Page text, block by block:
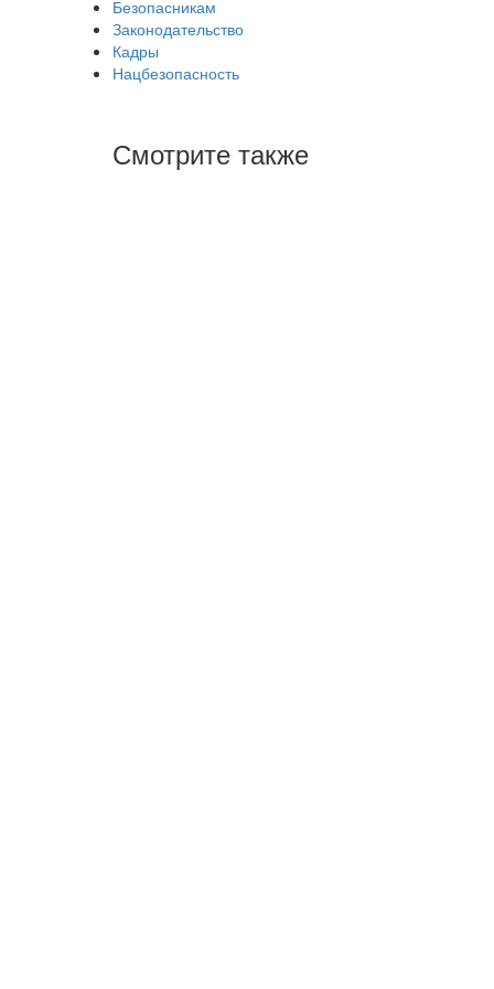
Безопасникам
Законодательство
Кадры
Нацбезопасность
Смотрите также